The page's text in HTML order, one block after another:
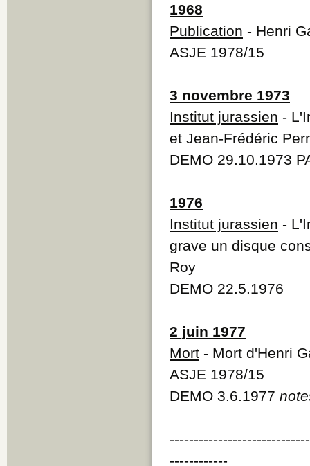
1968
Publication - Henri
ASJE 1978/15
3 novembre 1973
Institut jurassien -
et Jean-Frédéric
DEMO 29.10.1973
1976
Institut jurassien -
grave un disque
Roy
DEMO 22.5.1976
2 juin 1977
Mort - Mort d'Henri
ASJE 1978/15
DEMO 3.6.1977
------------